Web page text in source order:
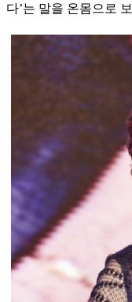
다’는 말을 온몸으로